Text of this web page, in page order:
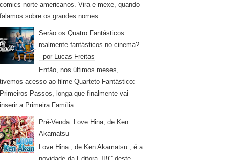
comics norte-americanos. Vira e mexe, quando
falamos sobre os grandes nomes...
Serão os Quatro Fantásticos
realmente fantásticos no cinema?
- por Lucas Freitas
Então, nos últimos meses,
tivemos acesso ao filme Quarteto Fantástico:
Primeiros Passos, longa que finalmente vai
inserir a Primeira Família...
Pré-Venda: Love Hina, de Ken
Akamatsu
Love Hina , de Ken Akamatsu , é a